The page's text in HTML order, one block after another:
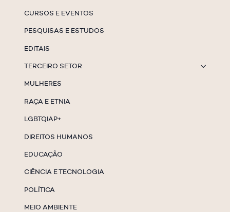
CURSOS E EVENTOS
PESQUISAS E ESTUDOS
EDITAIS
TERCEIRO SETOR
MULHERES
RAÇA E ETNIA
LGBTQIAP+
DIREITOS HUMANOS
EDUCAÇÃO
CIÊNCIA E TECNOLOGIA
POLÍTICA
MEIO AMBIENTE